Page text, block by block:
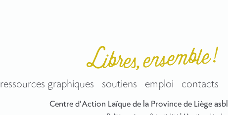
ressources graphiques soutiens emploi contacts
Centre d'Action Laïque de la Province de Liège asbl